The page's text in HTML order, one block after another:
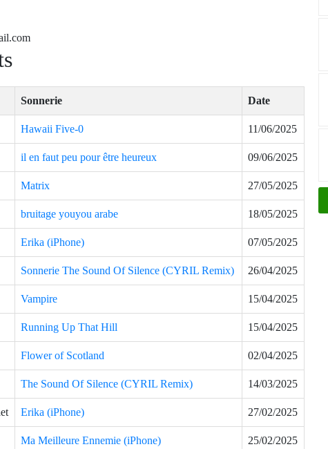
Sonnerie Date
Hawaii Five-0 11/06/2025
il en faut peu pour être heureux 09/06/2025
Matrix 27/05/2025
bruitage youyou arabe 18/05/2025
Erika (iPhone) 07/05/2025
Sonnerie The Sound Of Silence (CYRIL Remix) 26/04/2025
Vampire 15/04/2025
Running Up That Hill 15/04/2025
Flower of Scotland 02/04/2025
The Sound Of Silence (CYRIL Remix) 14/03/2025
Erika (iPhone) 27/02/2025
Ma Meilleure Ennemie (iPhone) 25/02/2025